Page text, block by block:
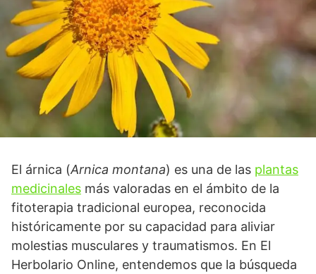
El árnica (Arnica montana) es una de las plantas
medicinales más valoradas en el ámbito de la
fitoterapia tradicional europea, reconocida
históricamente por su capacidad para aliviar
molestias musculares y traumatismos. En El
Herbolario Online, entendemos que la búsqueda